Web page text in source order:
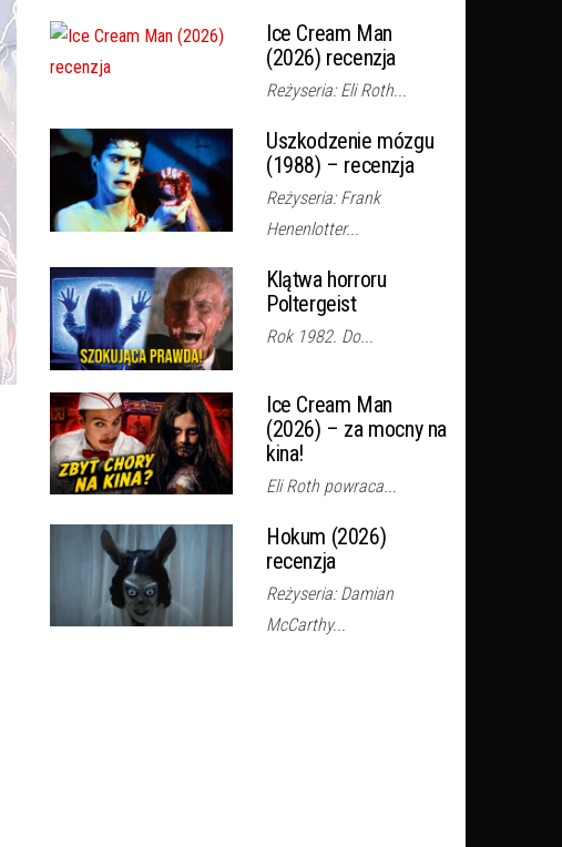
Ice Cream Man
(2026) recenzja
Reżyseria: Eli Roth...
Uszkodzenie mózgu
(1988) – recenzja
Reżyseria: Frank
Henenlotter...
Klątwa horroru
Poltergeist
Rok 1982. Do...
Ice Cream Man
(2026) – za mocny na
kina!
Eli Roth powraca...
Hokum (2026)
recenzja
Reżyseria: Damian
McCarthy...